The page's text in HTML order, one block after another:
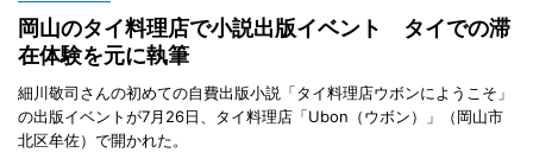
岡山のタイ料理店で小説出版イベント タイでの滞
在体験を元に執筆
細川敬司さんの初めての自費出版小説「タイ料理店ウボンにようこそ」
の出版イベントが7月26日、タイ料理店「Ubon（ウボン）」（岡山市
北区牟佐）で開かれた。